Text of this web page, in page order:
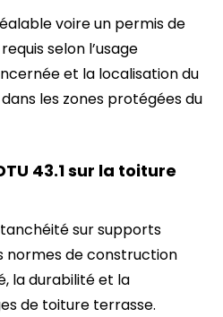
voire un permis de
selon l’usage
et la localisation du
les zones protégées du
43.1 sur la toiture
sur supports
normes de construction
la durabilité et la
de toiture terrasse.